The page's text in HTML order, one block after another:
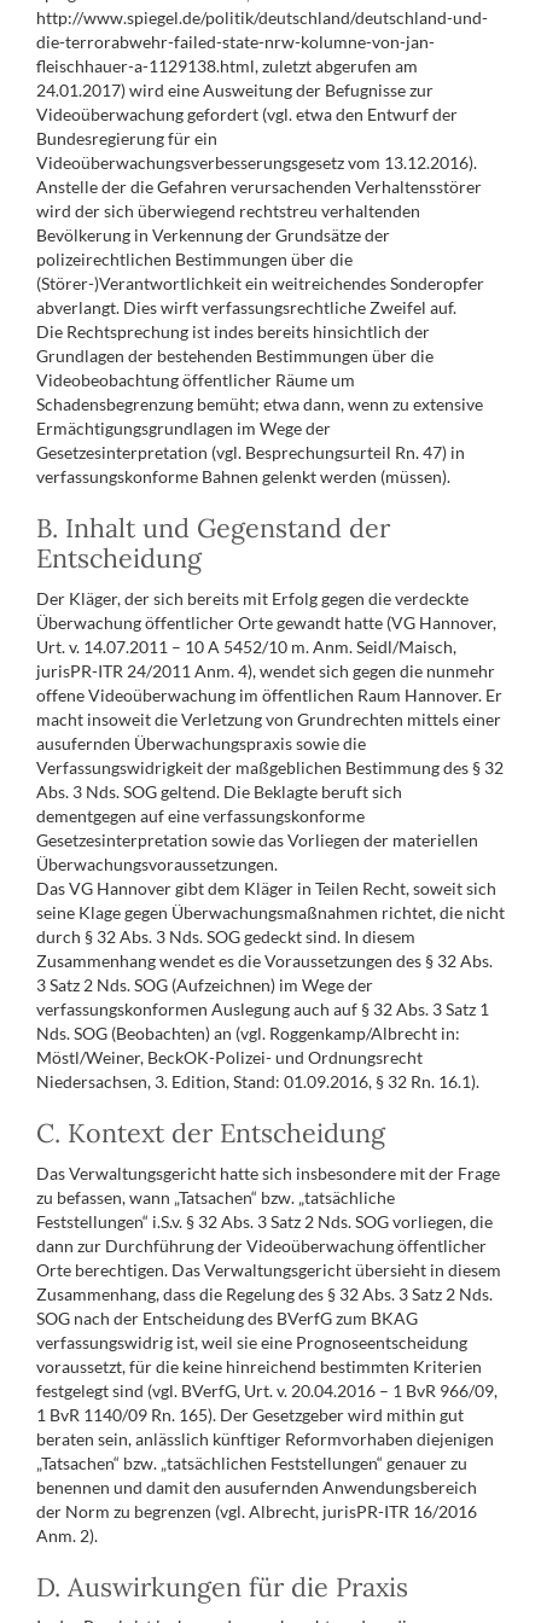
http://www.spiegel.de/politik/deutschland/deutschland-und-
die-terrorabwehr-failed-state-nrw-kolumne-von-jan-
fleischhauer-a-1129138.html, zuletzt abgerufen am
24.01.2017) wird eine Ausweitung der Befugnisse zur
Videoüberwachung gefordert (vgl. etwa den Entwurf der
Bundesregierung für ein
Videoüberwachungsverbesserungsgesetz vom 13.12.2016).
Anstelle der die Gefahren verursachenden Verhaltensstörer
wird der sich überwiegend rechtstreu verhaltenden
Bevölkerung in Verkennung der Grundsätze der
polizeirechtlichen Bestimmungen über die
(Störer-)Verantwortlichkeit ein weitreichendes Sonderopfer
abverlangt. Dies wirft verfassungsrechtliche Zweifel auf.
Die Rechtsprechung ist indes bereits hinsichtlich der
Grundlagen der bestehenden Bestimmungen über die
Videobeobachtung öffentlicher Räume um
Schadensbegrenzung bemüht; etwa dann, wenn zu extensive
Ermächtigungsgrundlagen im Wege der
Gesetzesinterpretation (vgl. Besprechungsurteil Rn. 47) in
verfassungskonforme Bahnen gelenkt werden (müssen).
B. Inhalt und Gegenstand der
Entscheidung
Der Kläger, der sich bereits mit Erfolg gegen die verdeckte
Überwachung öffentlicher Orte gewandt hatte (VG Hannover,
Urt. v. 14.07.2011 – 10 A 5452/10 m. Anm. Seidl/Maisch,
jurisPR-ITR 24/2011 Anm. 4), wendet sich gegen die nunmehr
offene Videoüberwachung im öffentlichen Raum Hannover. Er
macht insoweit die Verletzung von Grundrechten mittels einer
ausufernden Überwachungspraxis sowie die
Verfassungswidrigkeit der maßgeblichen Bestimmung des § 32
Abs. 3 Nds. SOG geltend. Die Beklagte beruft sich
dementgegen auf eine verfassungskonforme
Gesetzesinterpretation sowie das Vorliegen der materiellen
Überwachungsvoraussetzungen.
Das VG Hannover gibt dem Kläger in Teilen Recht, soweit sich
seine Klage gegen Überwachungsmaßnahmen richtet, die nicht
durch § 32 Abs. 3 Nds. SOG gedeckt sind. In diesem
Zusammenhang wendet es die Voraussetzungen des § 32 Abs.
3 Satz 2 Nds. SOG (Aufzeichnen) im Wege der
verfassungskonformen Auslegung auch auf § 32 Abs. 3 Satz 1
Nds. SOG (Beobachten) an (vgl. Roggenkamp/Albrecht in:
Möstl/Weiner, BeckOK-Polizei- und Ordnungsrecht
Niedersachsen, 3. Edition, Stand: 01.09.2016, § 32 Rn. 16.1).
C. Kontext der Entscheidung
Das Verwaltungsgericht hatte sich insbesondere mit der Frage
zu befassen, wann „Tatsachen“ bzw. „tatsächliche
Feststellungen“ i.S.v. § 32 Abs. 3 Satz 2 Nds. SOG vorliegen, die
dann zur Durchführung der Videoüberwachung öffentlicher
Orte berechtigen. Das Verwaltungsgericht übersieht in diesem
Zusammenhang, dass die Regelung des § 32 Abs. 3 Satz 2 Nds.
SOG nach der Entscheidung des BVerfG zum BKAG
verfassungswidrig ist, weil sie eine Prognoseentscheidung
voraussetzt, für die keine hinreichend bestimmten Kriterien
festgelegt sind (vgl. BVerfG, Urt. v. 20.04.2016 – 1 BvR 966/09,
1 BvR 1140/09 Rn. 165). Der Gesetzgeber wird mithin gut
beraten sein, anlässlich künftiger Reformvorhaben diejenigen
„Tatsachen“ bzw. „tatsächlichen Feststellungen“ genauer zu
benennen und damit den ausufernden Anwendungsbereich
der Norm zu begrenzen (vgl. Albrecht, jurisPR-ITR 16/2016
Anm. 2).
D. Auswirkungen für die Praxis